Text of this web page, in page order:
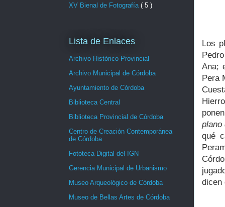
Los
Ana;
Pera
qué
dicen
XV Bienal de Fotografía ( 5 )
Lista de Enlaces
Archivo Histórico Provincial
Archivo Municipal de Córdoba
Ayuntamiento de Córdoba
Biblioteca Central
Biblioteca Provincial de Córdoba
Centro de Creación Contemporánea
de Córdoba
Fototeca Digital del IGN
Gerencia Municipal de Urbanismo
Museo Arqueológico de Córdoba
Museo de Bellas Artes de Córdoba